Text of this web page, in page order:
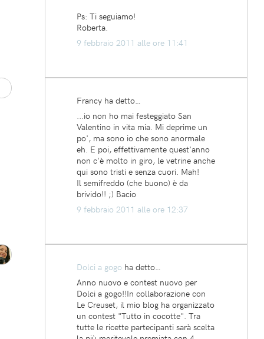
Ps: Ti seguiamo!
Roberta.
9 febbraio 2011 alle ore 11:41
Francy ha detto…
...io non ho mai festeggiato San
Valentino in vita mia. Mi deprime un
po', ma sono io che sono anormale
eh. E poi, effettivamente quest'anno
non c'è molto in giro, le vetrine anche
qui sono tristi e senza cuori. Mah!
Il semifreddo (che buono) è da
brivido!! ;) Bacio
9 febbraio 2011 alle ore 12:37
Dolci a gogo ha detto…
Anno nuovo e contest nuovo per
Dolci a gogo!!In collaborazione con
Le Creuset, il mio blog ha organizzato
un contest "Tutto in cocotte". Tra
tutte le ricette partecipanti sarà scelta